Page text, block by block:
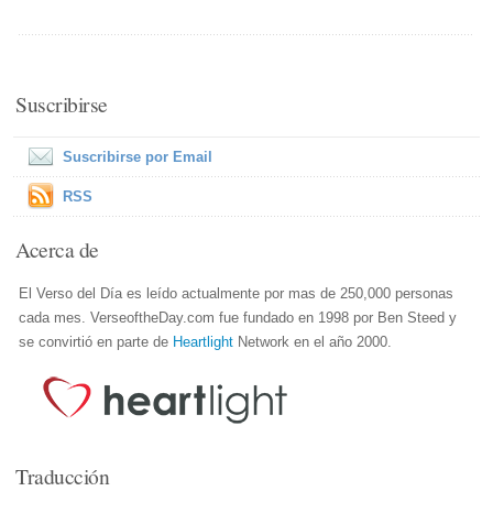
Suscribirse
Suscribirse por Email
RSS
Acerca de
El Verso del Día es leído actualmente por mas de 250,000 personas
cada mes. VerseoftheDay.com fue fundado en 1998 por Ben Steed y
se convirtió en parte de Heartlight Network en el año 2000.
Traducción